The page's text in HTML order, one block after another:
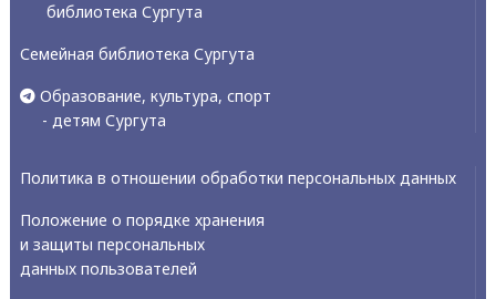
библиотека Сургута
Семейная библиотека Сургута
Образование, культура, спорт
- детям Сургута
Политика в отношении обработки персональных данных
Положение о порядке хранения
и защиты персональных
данных пользователей